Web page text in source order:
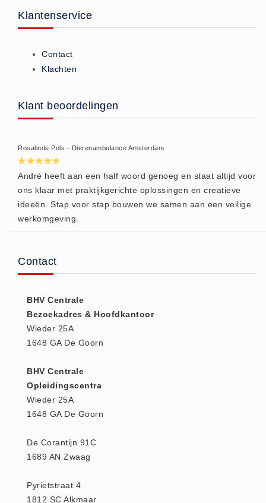
Inspectiecentrale
Ons Team
Nieuws
Contact
Klachten
Privacy
Retourneren
Algemene Voorwaarden
Vacatures
Winkel
AED apparaten (11)
Actie (5)
AED
AED binnen - buiten kasten (11)
AED elektroden (18)
AED trainers (14)
BHV Kasten
BHV Kleding
Klantenservice
Contact
Klachten
Klant beoordelingen
Rosalinde Pols - Dierenambulance Amsterdam
André heeft aan een half woord genoeg en staat altijd voor
ons klaar met praktijkgerichte oplossingen en creatieve
ideeën. Stap voor stap bouwen we samen aan een veilige
werkomgeving.
Contact
BHV Centrale
Bezoekadres & Hoofdkantoor
Wieder 25A
1648 GA De Goorn
BHV Centrale
Opleidingscentra
Wieder 25A
1648 GA De Goorn
De Corantijn 91C
1689 AN Zwaag
Pyrietstraat 4
1812 SC Alkmaar